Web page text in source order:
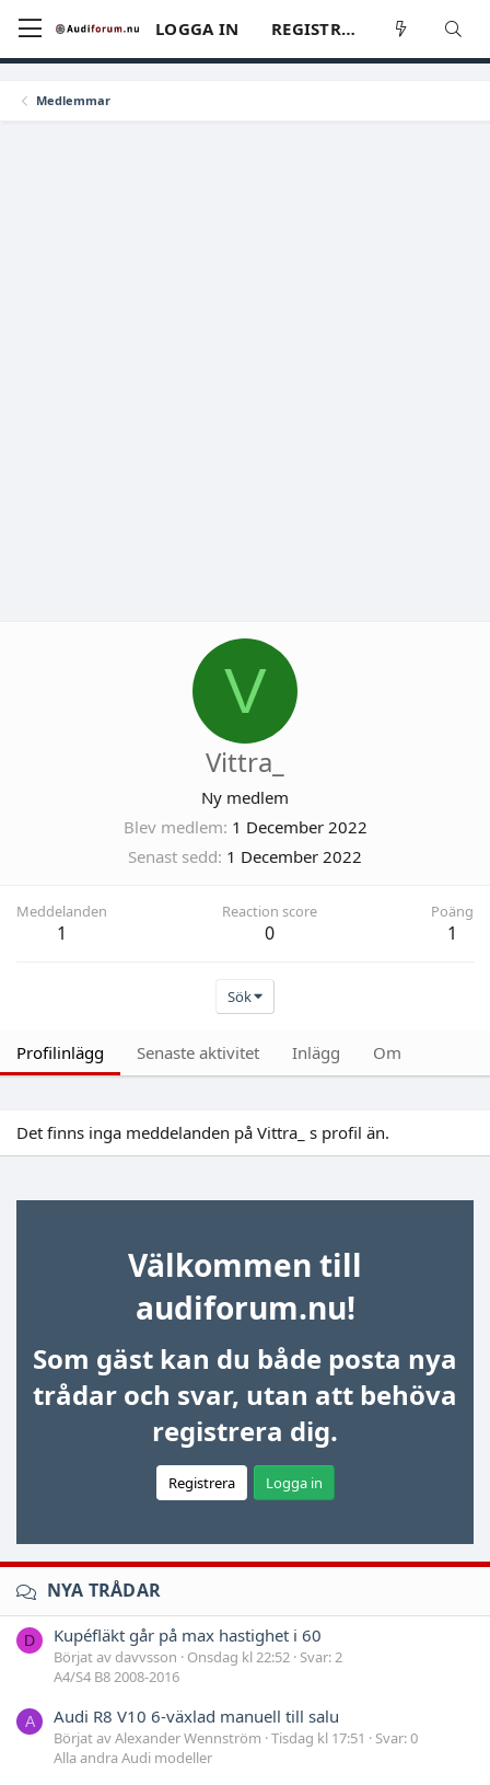
LOGGA IN REGISTRERA
Medlemmar
V
Vittra_
Ny medlem
Blev medlem 1 December 2022
Senast sedd 1 December 2022
Meddelanden
1
Reaction score
0
Poäng
1
Sök
Profilinlägg Senaste aktivitet Inlägg Om
Det finns inga meddelanden på Vittra_ s profil än.
Välkommen till
audiforum.nu!
Som gäst kan du både posta nya
trådar och svar, utan att behöva
registrera dig.
Registrera Logga in
NYA TRÅDAR
D Kupéfläkt går på max hastighet i 60
Börjat av davvsson Onsdag kl 22:52 Svar: 2
A4/S4 B8 2008-2016
A Audi R8 V10 6-växlad manuell till salu
Börjat av Alexander Wennström Tisdag kl 17:51
Svar: 0
Alla andra Audi modeller